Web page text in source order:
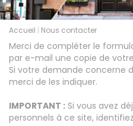
A
A
A
Cession de
Accueil Nous contacter
Merci de compléter le
par e-mail une copie de
Si votre demande concerne
merci de les indiquer.
IMPORTANT : Si vous avez
personnels à ce site,